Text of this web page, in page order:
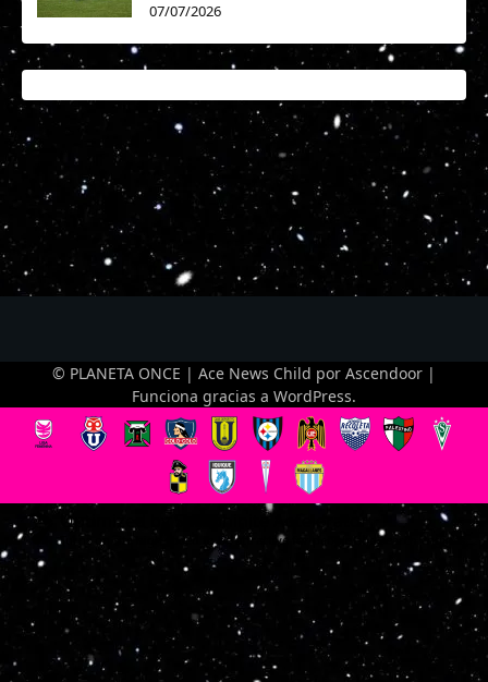
07/07/2026
© PLANETA ONCE | Ace News Child por Ascendoor |
Funciona gracias a WordPress.
Optimized by Seraphinite Accelerator
Turns on site high speed to be attractive for people and search engines.